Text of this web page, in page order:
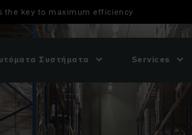
the key to maximum efficiency
Συστήματα Services